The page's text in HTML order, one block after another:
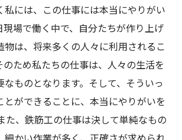
私には、この仕事には本当にやりがい
場で働く中で、自分たちが作り上げ
物は、将来多くの人々に利用されるこ
のため私たちの仕事は、人々の生活を
ものとなります。そして、そういっ
とができることに、本当にやりがいを
た、鉄筋工の仕事は決して単純なもの